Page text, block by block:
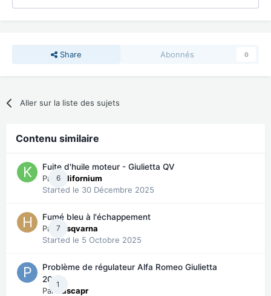
Share Abonnés 0
Aller sur la liste des sujets
Contenu similaire
6
Fuite d'huile moteur - Giulietta QV
ParKalifornium
Started le 30 Décembre 2025
7
Fumé bleu à l'échappement
Parhusqvarna
Started le 5 Octobre 2025
1
Problème de régulateur Alfa Romeo Giulietta
2018
Par Pascapr